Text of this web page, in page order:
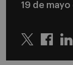
19 de mayo
Twitter